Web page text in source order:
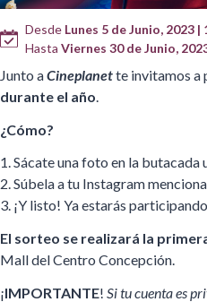
Desde Lunes 5 de Junio, 2023 |
Hasta Viernes 30 de Junio,
Junto aCineplanette invitamos a
durante el año.
¿Cómo?
1. Sácate una foto en la butacada
2. Súbela a tu Instagram
3. ¡Y listo! Ya estarás
El sorteo se realizará la
Mall del Centro Concepción.
¡IMPORTANTE! Si tu cuenta es